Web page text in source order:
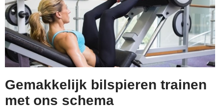
Gemakkelijk bilspieren trainen
met ons schema